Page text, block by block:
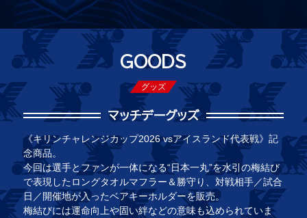
GOODS
グッズ
マッチデーグッズ
《キリンチャレンジカップ2026 vsアイスランド代表戦》記
念商品。
今回は選手とファンが一体になる“日本一丸”を水引の梅結び
で表現したロングタオルマフラー＆勝守り、 対戦相手／試合
日／開催地が入ったベアキーホルダーを販売。
梅結びには運命向上や固い絆などの意味も込められていま